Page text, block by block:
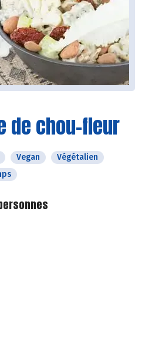
de chou-fleur
Vegan
Végétalien